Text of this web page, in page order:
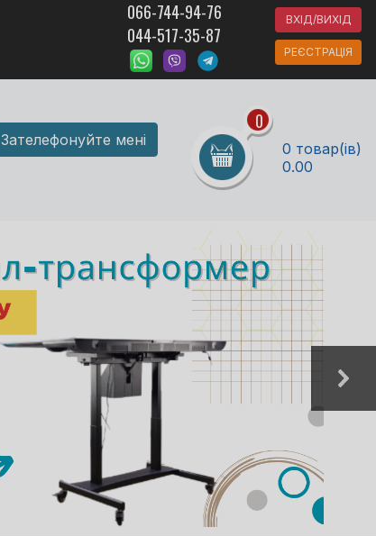
066-744-94-76
044-517-35-87
ВХІД/ВИХІД
РЕЄСТРАЦІЯ
Зателефонуйте мені
0
0 товар(ів)
0.00